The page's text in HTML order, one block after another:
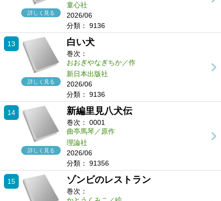
詳しく見る
童心社
2026/06
分類：
9136
13
詳しく見る
白い犬
巻次：
おおぎやなぎちか／作
新日本出版社
2026/06
分類：
9136
14
詳しく見る
新編里見八犬伝
巻次：
0001
曲亭馬琴／原作
理論社
2026/06
分類：
91356
15 ゾンビのレストラン
巻次：